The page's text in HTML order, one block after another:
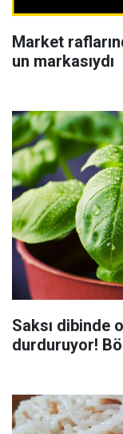
Market
un markasıydı
Saksı dibinde
durduruyor!